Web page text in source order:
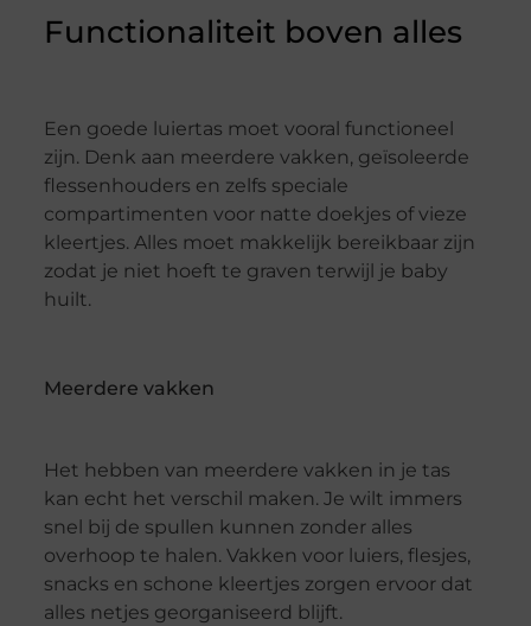
Functionaliteit boven alles
Een goede luiertas moet vooral functioneel
zijn. Denk aan meerdere vakken, geïsoleerde
flessenhouders en zelfs speciale
compartimenten voor natte doekjes of vieze
kleertjes. Alles moet makkelijk bereikbaar zijn
zodat je niet hoeft te graven terwijl je baby
huilt.
Meerdere vakken
Het hebben van meerdere vakken in je tas
kan echt het verschil maken. Je wilt immers
snel bij de spullen kunnen zonder alles
overhoop te halen. Vakken voor luiers, flesjes,
snacks en schone kleertjes zorgen ervoor dat
alles netjes georganiseerd blijft.